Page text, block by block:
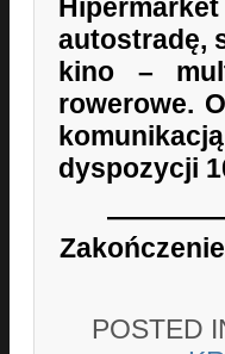
autostradę,
kino –
rowerowe.
dyspozycji
POSTED